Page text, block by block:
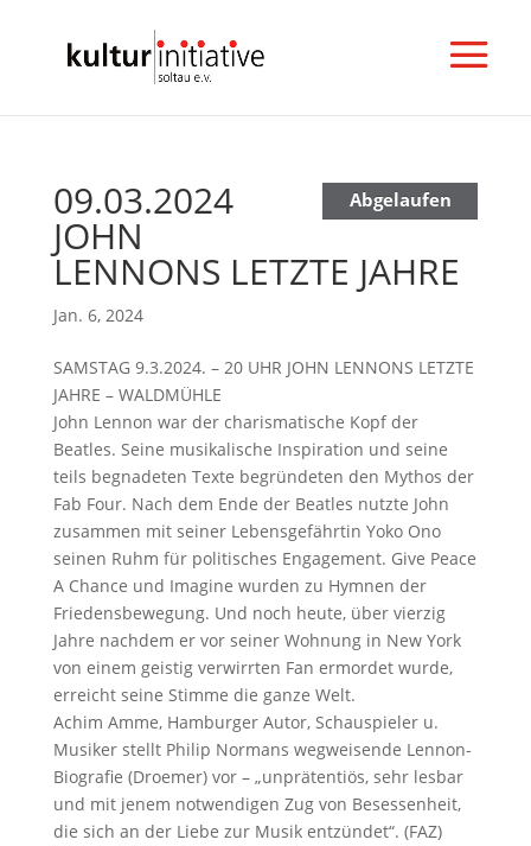
Abgelaufen
09.03.2024
JOHN
LENNONS LETZTE JAHRE
Jan. 6, 2024
SAMSTAG 9.3.2024. – 20 UHR JOHN LENNONS LETZTE
JAHRE – WALDMÜHLE
John Lennon war der charismatische Kopf der
Beatles. Seine musikalische Inspiration und seine
teils begnadeten Texte begründeten den Mythos der
Fab Four. Nach dem Ende der Beatles nutzte John
zusammen mit seiner Lebensgefährtin Yoko Ono
seinen Ruhm für politisches Engagement. Give Peace
A Chance und Imagine wurden zu Hymnen der
Friedensbewegung. Und noch heute, über vierzig
Jahre nachdem er vor seiner Wohnung in New York
von einem geistig verwirrten Fan ermordet wurde,
erreicht seine Stimme die ganze Welt.
Achim Amme, Hamburger Autor, Schauspieler u.
Musiker stellt Philip Normans wegweisende Lennon-
Biografie (Droemer) vor – „unprätentiös, sehr lesbar
und mit jenem notwendigen Zug von Besessenheit,
die sich an der Liebe zur Musik entzündet“. (FAZ)